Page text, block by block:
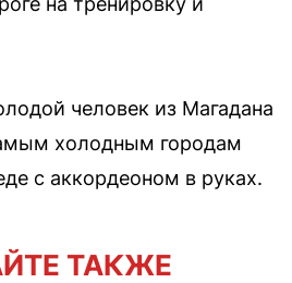
человек из Магадана
холодным городам
с аккордеоном в руках.
ТАКЖЕ